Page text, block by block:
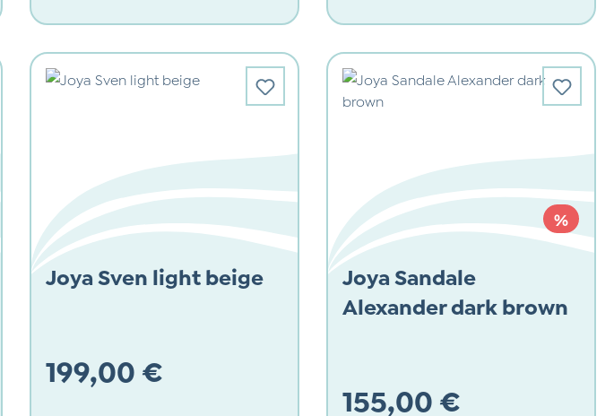
Verkaufspreis:
Joya Sven light beige
199,00 €
%
Joya Sandale
Alexander dark brown
155,00 €